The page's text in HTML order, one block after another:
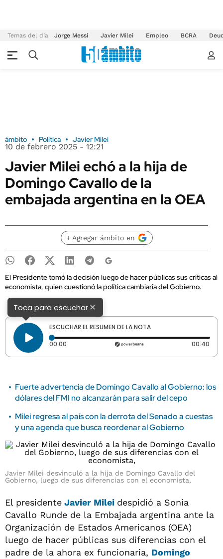
Temas del día Jorge Messi Javier Milei Empleo BCRA
ámbito Política Javier Milei
10 de febrero 2025 - 12:21
Javier Milei echó a la hija de
Domingo Cavallo de la
embajada argentina en la OEA
+ Agregar ámbito en
El Presidente tomó la decisión luego de hacer públicas sus críticas al
economista, quien cuestionó la política cambiaria del Gobierno.
Toca para escuchar×
ESCUCHAR EL RESUMEN DE LA NOTA
00:00 Tiempo transcurrido: 0 segundos 00:40
Fuerte advertencia de Domingo Cavallo al Gobierno: los
dólares del FMI no alcanzarán para salir del cepo
Milei regresa al país con la derrota del Senado a cuestas
y una agenda que busca reordenar al Gobierno
Javier Milei desvinculó a la hija de Domingo Cavallo del
Gobierno, luego de sus diferencias con el economista,
El presidente Javier Milei despidió a Sonia
Cavallo Runde de la Embajada argentina ante la
Organización de Estados Americanos (OEA)
luego de hacer públicas sus diferencias con el
padre de la ahora ex funcionaria, Domingo